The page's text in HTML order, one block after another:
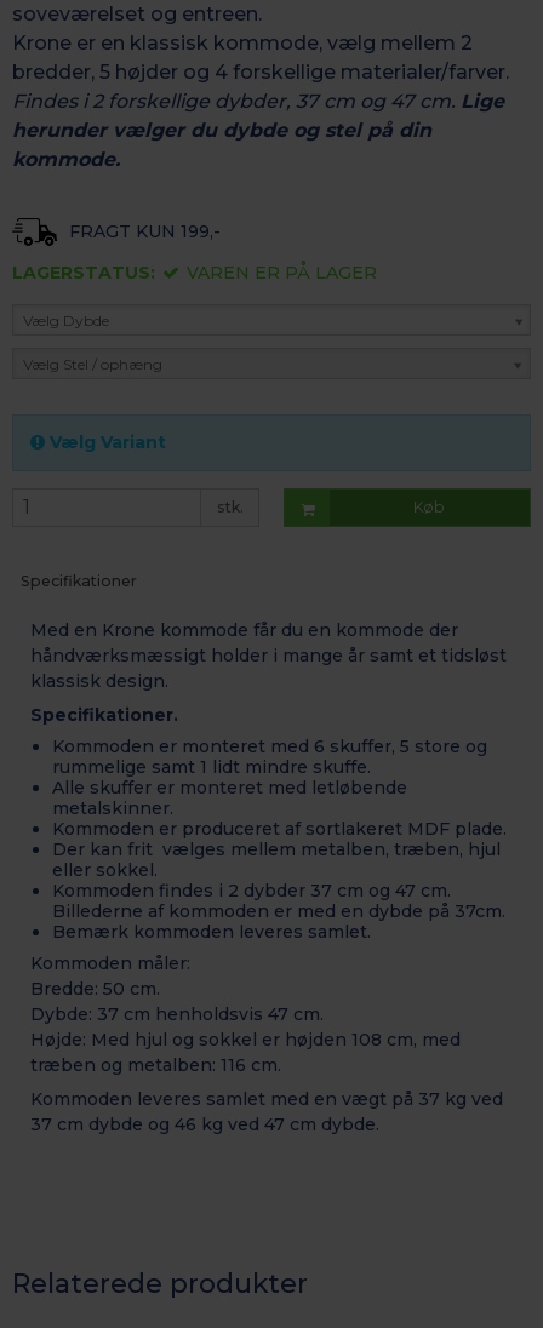
soveværelset og entreen.
Krone er en klassisk kommode, vælg mellem 2
bredder, 5 højder og 4 forskellige materialer/farver.
Findes i 2 forskellige dybder, 37 cm og 47 cm. Lige
herunder vælger du dybde og stel på din
kommode.
FRAGT KUN 199,-
LAGERSTATUS:
VAREN ER PÅ LAGER
Vælg Dybde
Vælg Stel / ophæng
Vælg Variant
stk. Køb
Specifikationer
Med en Krone kommode får du en kommode der
håndværksmæssigt holder i mange år samt et tidsløst
klassisk design.
Specifikationer.
Kommoden er monteret med 6 skuffer, 5 store og
rummelige samt 1 lidt mindre skuffe.
Alle skuffer er monteret med letløbende
metalskinner.
Kommoden er produceret af sortlakeret MDF plade.
Der kan frit vælges mellem metalben, træben, hjul
eller sokkel.
Kommoden findes i 2 dybder 37 cm og 47 cm.
Billederne af kommoden er med en dybde på 37cm.
Bemærk kommoden leveres samlet.
Kommoden måler:
Bredde: 50 cm.
Dybde: 37 cm henholdsvis 47 cm.
Højde: Med hjul og sokkel er højden 108 cm, med
træben og metalben: 116 cm.
Kommoden leveres samlet med en vægt på 37 kg ved
37 cm dybde og 46 kg ved 47 cm dybde.
Relaterede produkter